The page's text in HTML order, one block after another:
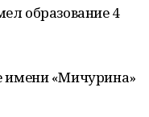
образование 4
имени «Мичурина»